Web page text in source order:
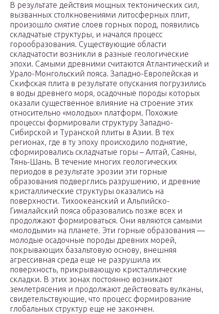
В результате действия мощных тектонических сил,
вызванных столкновениями литосферных плит,
произошло смятие слоев горных пород, появились
складчатые структуры, и начался процесс
горообразования. Существующие области
складчатости возникли в разные геологические
эпохи. Самыми древними считаются Атлантический и
Урало-Монгольский пояса. Западно-Европейская и
Скифская плита в результате опускания погрузились
в воды древнего моря, осадочные породы которых
оказали существенное влияние на строение этих
относительно «молодых» платформ. Похожие
процессы формировали структуру Западно-
Сибирской и Туранской плиты в Азии. В тех
регионах, где в ту эпоху происходило поднятие,
сформировались складчатые горы – Алтай, Саяны,
Тянь-Шань. В течение многих геологических
периодов в результате эрозии эти горные
образования подверглись разрушению, и древние
кристаллические структуры оказались на
поверхности. Тихоокеанский и Альпийско-
Гималайский пояса образовались позже всех и
продолжают формироваться. Они являются самыми
«молодыми» на планете. Эти горные образования —
молодые осадочные породы древних морей,
покрывающих базальтовую основу, внешняя
агрессивная среда еще не разрушила их
поверхность, прикрывающую кристаллические
складки. В этих зонах постоянно возникают
землетрясения и продолжают действовать вулканы,
свидетельствующие, что процесс формирование
глобальных структур еще не закончен.